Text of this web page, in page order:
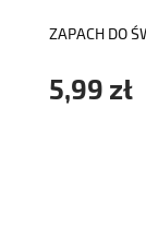
ZAPACH DO
5,99 zł